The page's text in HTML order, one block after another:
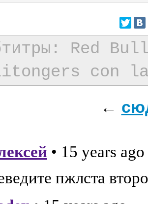
Red
con
←